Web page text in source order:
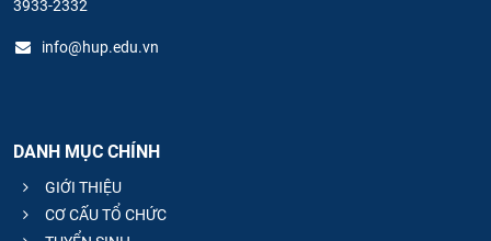
3933-2332
info@hup.edu.vn
DANH MỤC CHÍNH
GIỚI THIỆU
CƠ CẤU TỔ CHỨC